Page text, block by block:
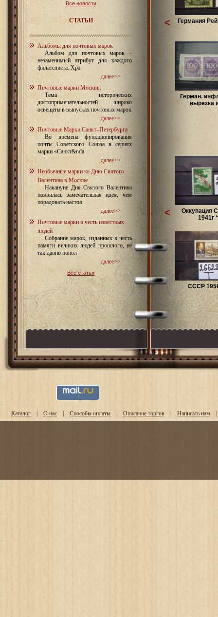
Все новости
СТАТЬИ
Альбомы для почтовых марок
Альбом для почтовых марок –
незаменимый атрибут для каждого
филателиста. Хра
далее>>
Почтовые марки Москвы
Тема исторических
достопримечательностей широко
освещена в выпусках почтовых марок
далее>>
Почтовые Марки Санкт–Петербурга
Во времена функционирования
почты Советского Союза в сериях
марки «Санкт&nda
далее>>
Необычные марки ко Дню Святого
Валентина в Москве
Накануне Дня Святого Валентина
появилась замечательная идея, чем
порадовать настоя
далее>>
Почтовые марки в честь известных
людей
Собрание марок, изданных в честь
памяти великих людей прошлого, не
так давно попол
далее>>
Все статьи
Германия
Герман.
вырезка
<
Оккупация
1941г *
СССР
<
Каталог | О нас | Способы оплаты | Описание торгов | Написать нам |